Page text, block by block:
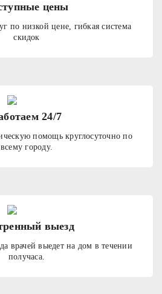
цены
по низкой цене, гибкая система
скидок
24/7
помощь круглосуточно по
всему городу.
выезд
врачей выедет на дом в течении
получаса.